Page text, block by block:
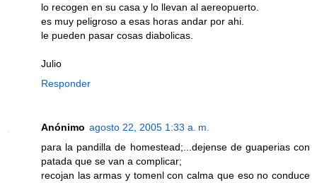
lo recogen en su casa y lo llevan al aereopuerto.
es muy peligroso a esas horas andar por ahi.
le pueden pasar cosas diabolicas.
Julio
Responder
Anónimo agosto 22, 2005 1:33 a. m.
para la pandilla de homestead;...dejense de guaperias con
patada que se van a complicar;
recojan las armas y tomenl con calma que eso no conduce